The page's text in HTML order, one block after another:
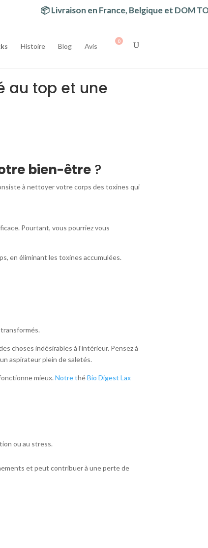
📦 Livraison en France, Belgique et DOM TOM
Histoire Blog Avis
au top et une
bien-être ?
à nettoyer votre corps des toxines qui
Pourtant, vous pourriez vous
en éliminant les toxines accumulées.
choses indésirables à l’intérieur. Pensez à
aspirateur plein de saletés.
mieux.Notre théBio Digest Lax
ou au stress.
et peut contribuer à une perte de